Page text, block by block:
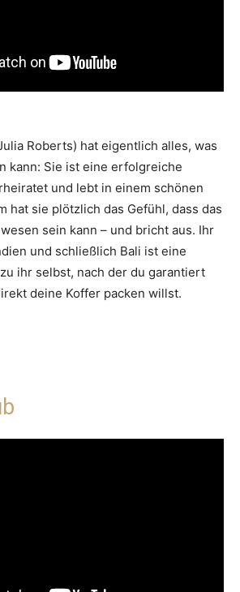
Roberts) hat eigentlich alles, was
kann: Sie ist eine erfolgreiche
und lebt in einem schönen
hat sie plötzlich das Gefühl, dass das
sein kann – und bricht aus. Ihr
und schließlich Bali ist eine
ihr selbst, nach der du garantiert
deine Koffer packen willst.